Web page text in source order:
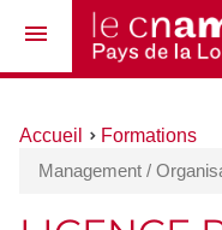
Vous
ici :
Accueil
Formations
Management /